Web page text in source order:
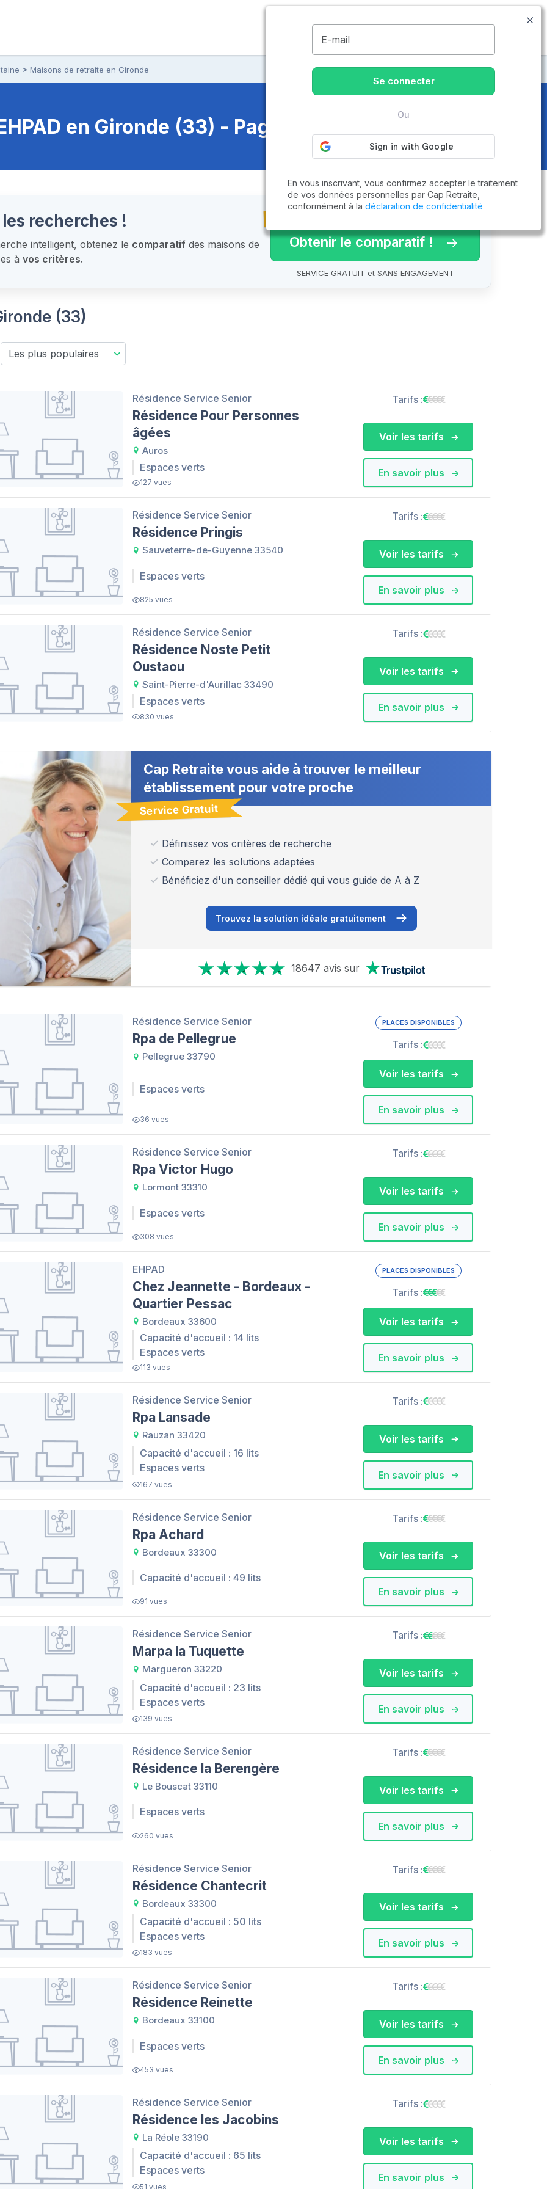
09.77.55.73.00
Maisons de retraite en Gironde
en Gironde (33) - Page 6 sur 6
recherches !
intelligent, obtenez le comparatif des maisons de
àvos critères.
Obtenir le comparatif !
SERVICE GRATUIT et SANS ENGAGEMENT
(33)
Résidence Service Senior
Résidence Pour Personnes
âgées
Auros
Espaces verts
127 vues
Tarifs :
En savoir plus
Voir les tarifs
Résidence Service Senior
Résidence Pringis
Sauveterre-de-Guyenne 33540
Espaces verts
825 vues
Tarifs :
En savoir plus
Voir les tarifs
Résidence Service Senior
Résidence Noste Petit
Oustaou
Saint-Pierre-d'Aurillac 33490
Espaces verts
830 vues
Tarifs :
En savoir plus
Voir les tarifs
Cap Retraite vous aide à trouver le meilleur
établissement pour votre proche
Service Gratuit
Définissez vos critères de recherche
Comparez les solutions adaptées
Bénéficiez d'un conseiller dédié qui vous guide de A à Z
Trouvez la solution idéale gratuitement
18647 avis sur
Résidence Service Senior
Rpa de Pellegrue
Pellegrue 33790
Espaces verts
36 vues
PLACES DISPONIBLES
Tarifs :
En savoir plus
Voir les tarifs
Résidence Service Senior
Rpa Victor Hugo
Lormont 33310
Espaces verts
308 vues
Tarifs :
En savoir plus
Voir les tarifs
EHPAD
Chez Jeannette - Bordeaux -
Quartier Pessac
Bordeaux 33600
Capacité d'accueil : 14 lits
Espaces verts
113 vues
PLACES DISPONIBLES
Tarifs :
En savoir plus
Voir les tarifs
Résidence Service Senior
Rpa Lansade
Rauzan 33420
Capacité d'accueil : 16 lits
Espaces verts
167 vues
Tarifs :
En savoir plus
Voir les tarifs
Résidence Service Senior
Rpa Achard
Bordeaux 33300
Capacité d'accueil : 49 lits
91 vues
Tarifs :
En savoir plus
Voir les tarifs
Résidence Service Senior
Marpa la Tuquette
Margueron 33220
Capacité d'accueil : 23 lits
Espaces verts
139 vues
Tarifs :
En savoir plus
Voir les tarifs
Résidence Service Senior
Résidence la Berengère
Le Bouscat 33110
Espaces verts
260 vues
Tarifs :
En savoir plus
Voir les tarifs
Résidence Service Senior
Résidence Chantecrit
Bordeaux 33300
Capacité d'accueil : 50 lits
Espaces verts
183 vues
Tarifs :
En savoir plus
Voir les tarifs
Résidence Service Senior
Résidence Reinette
Bordeaux 33100
Espaces verts
453 vues
Tarifs :
En savoir plus
Voir les tarifs
Résidence Service Senior
Résidence les Jacobins
La Réole 33190
Capacité d'accueil : 65 lits
Espaces verts
51 vues
Tarifs :
En savoir plus
Voir les tarifs
E-mail
Se connecter
Ou
En vous inscrivant, vous confirmez accepter le traitement
de vos données personnelles par Cap Retraite,
conformément à la déclaration de confidentialité